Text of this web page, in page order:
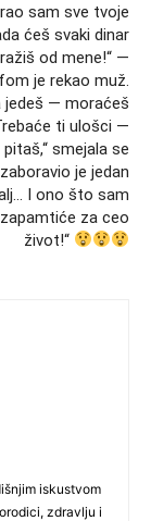
sam sve tvoje
ćeš svaki dinar
od mene!“ —
je rekao muž.
jedeš — moraćeš
ti ulošci —
smejala se
je jedan
I ono što sam
za ceo
život!“
iskustvom
zdravlju i